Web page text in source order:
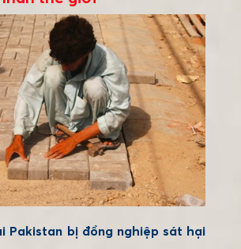
Pakistan bị đồng nghiệp sát hại